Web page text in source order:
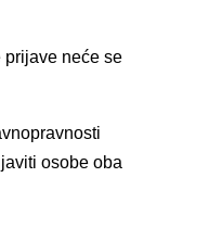
prijave neće se
osobe oba